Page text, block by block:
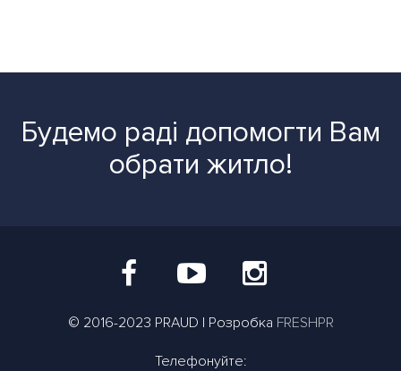
Будемо раді допомогти Вам
обрати житло!
© 2016-2023 PRAUD | Розробка FRESHPR
Телефонуйте: